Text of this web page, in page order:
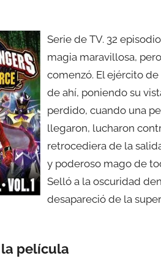
Serie de TV. 32
magia maravillosa,
comenzó. El ejército
de ahí, poniendo su
perdido, cuando una
llegaron, lucharon
retrocediera de la
y poderoso mago de
Selló a la oscuridad
desapareció de la
película